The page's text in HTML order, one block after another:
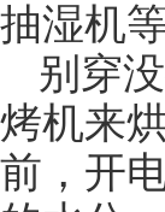
抽湿机
别穿
烤机来
前，开